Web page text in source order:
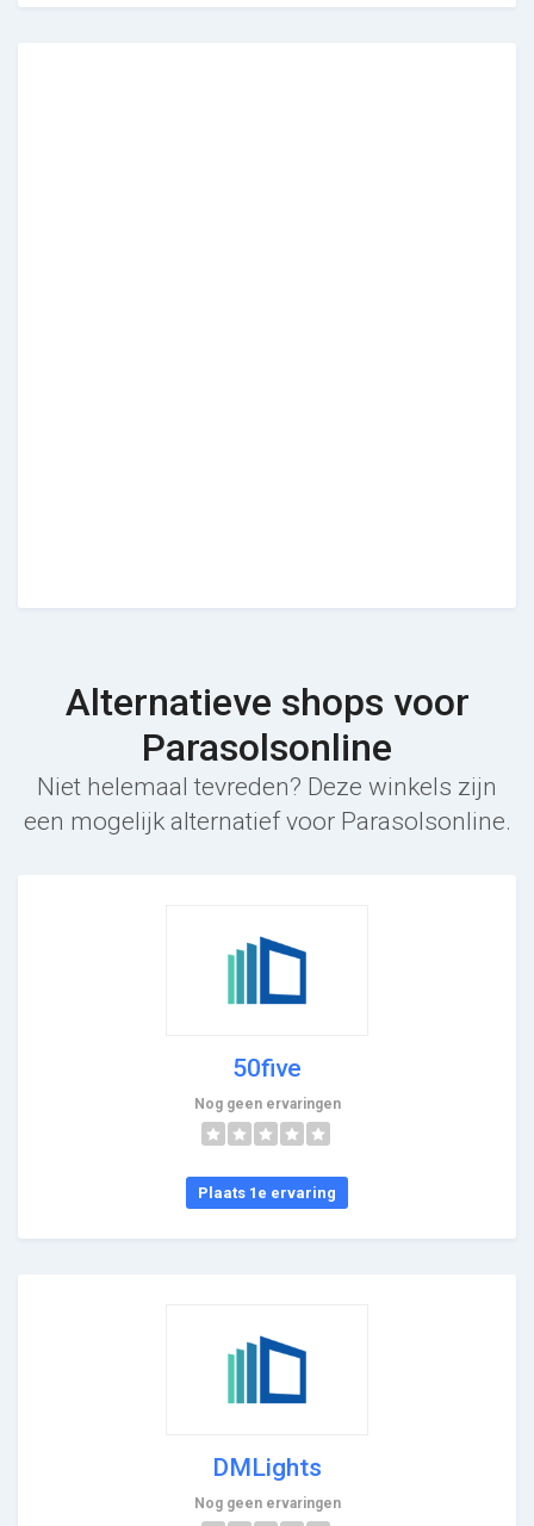
Alternatieve shops voor
Parasolsonline
Niet helemaal tevreden? Deze winkels zijn
een mogelijk alternatief voor Parasolsonline.
50five
Nog geen ervaringen
Plaats 1e ervaring
DMLights
Nog geen ervaringen